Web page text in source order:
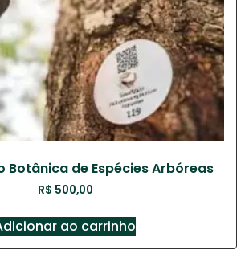
Botânica de Espécies Arbóreas
R$ 500,00
ao carrinho